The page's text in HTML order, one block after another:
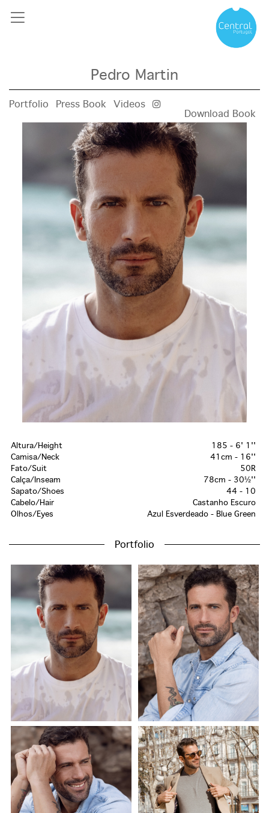
Pedro Martin
Portfolio Press Book
Videos
Download Book
Altura/Height
185 - 6' 1''
Camisa/Neck
41cm - 16''
Fato/Suit
50R
Calça/Inseam
78cm - 30½''
Sapato/Shoes
44 - 10
Cabelo/Hair
Castanho Escuro
Olhos/Eyes
Azul Esverdeado - Blue Green
Portfolio